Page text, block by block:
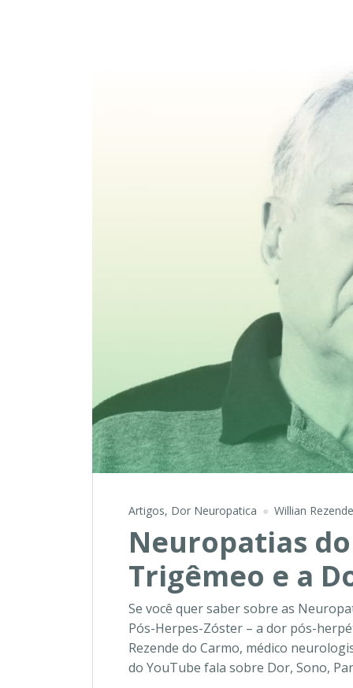
Artigos, Dor Neuropatica Willian
Neuropatias
Trigêmeo e a
Se você quer saber sobre as
Pós-Herpes-Zóster – a dor pós-
Rezende do Carmo, médico
do YouTube fala sobre Dor, Sono,